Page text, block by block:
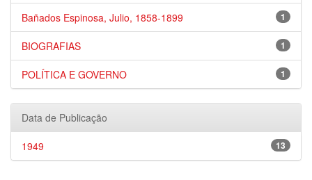
1
Bañados Espinosa, Julio, 1858-1899
1
BIOGRAFIAS
1
POLÍTICA E GOVERNO
Data de Publicação
13
1949